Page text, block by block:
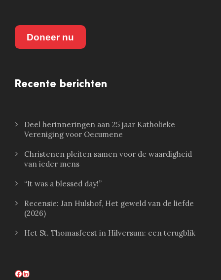
Doneer nu
Recente berichten
Deel herinneringen aan 25 jaar Katholieke
Vereniging voor Oecumene
Christenen pleiten samen voor de waardigheid
van ieder mens
“It was a blessed day!”
Recensie: Jan Hulshof, Het geweld van de liefde
(2026)
Het St. Thomasfeest in Hilversum: een terugblik
Facebook LinkedIn